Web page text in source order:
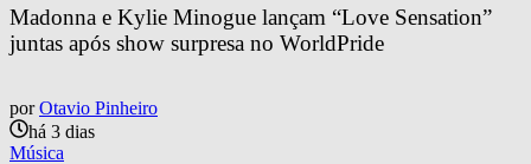
Madonna e Kylie Minogue lançam “Love Sensation”
juntas após show surpresa no WorldPride
por Otavio Pinheiro
há 3 dias
Música